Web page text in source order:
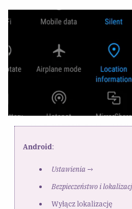
Android:
Ustawienia→
Bezpieczeństwo i
Wyłącz lokalizację